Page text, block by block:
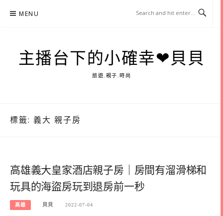
MENU
主播台下的小確幸❤貝貝
旅遊.親子.時尚
標籤: 義大 親子房
高雄義大皇家酒店親子房｜房間有溜滑梯和
玩具的海盜房玩到退房前一秒
高雄 貝貝 2022-07-04